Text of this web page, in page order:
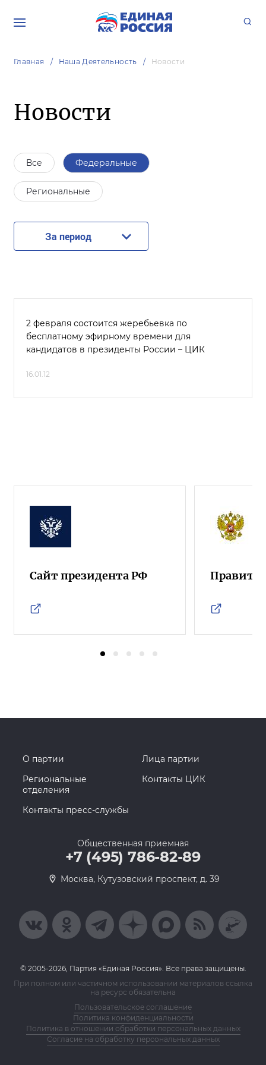
Главная Наша Деятельность Новости
Новости
Все Федеральные
Региональные
За период
2 февраля состоится жеребьевка по
бесплатному эфирному времени для
кандидатов в президенты России – ЦИК
16.01.12
Сайт президента РФ
О партии
Лица партии
Региональные
отделения
Контакты ЦИК
Контакты пресс-службы
Общественная приемная
+7 (495) 786-82-89
Москва, Кутузовский проспект, д. 39
© 2005-2026, Партия «Единая Россия». Все права защищены.
При полном или частичном использовании материалов ссылка
на ресурс обязательна
Пользовательское соглашение
Политика конфиденциальности
Политика в отношении обработки персональных данных
Согласие на обработку персональных данных